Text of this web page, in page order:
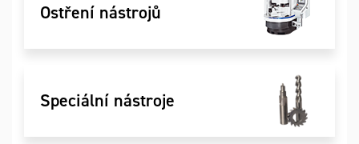
Ostření nástrojů
Speciální nástroje